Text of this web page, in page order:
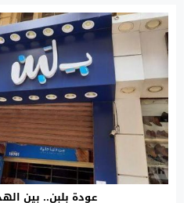
عودة بلبن.. بين